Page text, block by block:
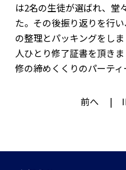
は2名の生徒が選ばれ、堂
た。その後振り返りを行
の整理とパッキングをし
人ひとり修了証書を頂き
修の締めくくりのパーティ
前へ